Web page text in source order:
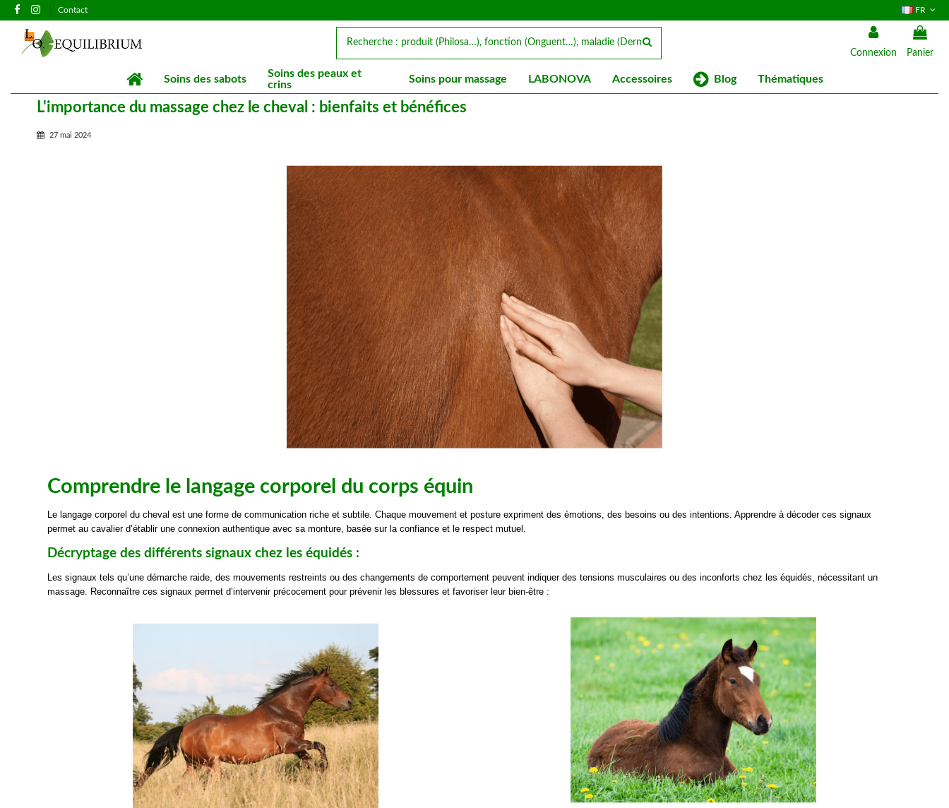
Contact FR
Connexion Panier
Soins des sabots
Soins des peaux et
crins
Soins pour massage LABONOVA Accessoires Blog Thématiques
L'importance du massage chez le cheval : bienfaits et bénéfices
27 mai 2024
Comprendre le langage corporel du corps équin
Le langage corporel du cheval est une forme de communication riche et subtile. Chaque mouvement et posture expriment des émotions, des besoins ou des intentions. Apprendre à décoder ces signaux
permet au cavalier d’établir une connexion authentique avec sa monture, basée sur la confiance et le respect mutuel.
Décryptage des différents signaux chez les équidés :
Les signaux tels qu’une démarche raide, des mouvements restreints ou des changements de comportement peuvent indiquer des tensions musculaires ou des inconforts chez les équidés, nécessitant un
massage. Reconnaître ces signaux permet d’intervenir précocement pour prévenir les blessures et favoriser leur bien-être :